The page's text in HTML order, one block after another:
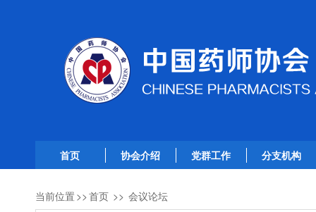
首页 协会介绍 党群工作 分支机构
当前位置 >>首页 >> 会议论坛